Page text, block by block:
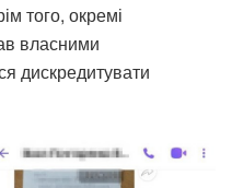
того, окремі
власними
дискредитувати